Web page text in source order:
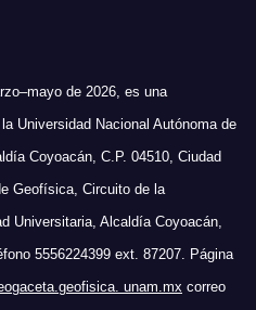
de 2026, es una
Universidad Nacional Autónoma de
Coyoacán, C.P. 04510, Ciudad
Geofísica, Circuito de la
Universitaria, Alcaldía Coyoacán,
5556224399 ext. 87207. Página
unam.mx correo